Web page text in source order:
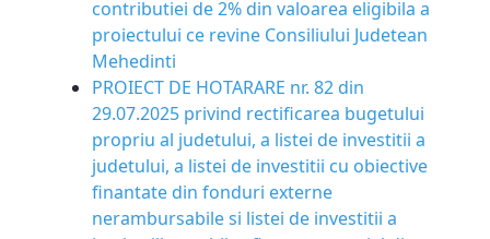
contributiei de 2% din valoarea eligibila a
proiectului ce revine Consiliului Judetean
Mehedinti
PROIECT DE HOTARARE nr. 82 din
29.07.2025 privind rectificarea bugetului
propriu al judetului, a listei de investitii a
judetului, a listei de investitii cu obiective
finantate din fonduri externe
nerambursabile si listei de investitii a